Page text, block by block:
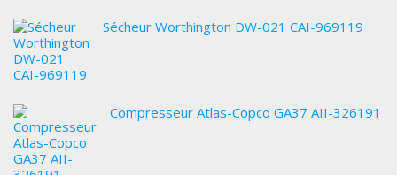
Sécheur Worthington DW-021 CAI-969119
Compresseur Atlas-Copco GA37 AII-326191